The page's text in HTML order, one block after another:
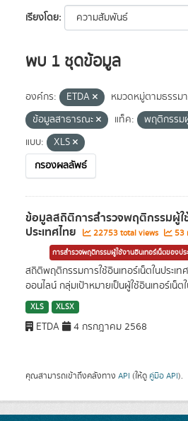
เรียงโดย
พบ 1 ชุดข้อมูล
องค์กร: ETDA
หมวดหมู่ตามธรรม
ข้อมูลสาธารณะ
แท็ค: พฤติกรรม
แบบ:
XLS
กรองผลลัพธ์
ข้อมูลสถิติการสำรวจพฤติกรรมผู้ใ
ประเทศไทย 22753 total views 53
การสำรวจพฤติกรรมผู้ใช้งานอินเทอร์เน็ตของป
สถิติพฤติกรรมการใช้อินเทอร์เน็ตในประเ
ออนไลน์ กลุ่มเป้าหมายเป็นผู้ใช้อินเทอร์เน็ต
XLS XLSX
ETDA 4 กรกฎาคม 2568
คุณสามารถเข้าถึงคลังทาง API (ให้ดู คู่มือ API).